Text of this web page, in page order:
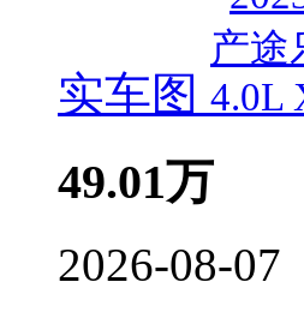
实车图
49.01万
2026-08-07